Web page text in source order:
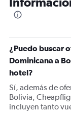
¿Puedo buscar
Dominicana a
hotel?
Sí, además de
Bolivia,
incluyen tanto